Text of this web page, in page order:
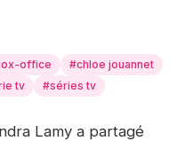
office #chloe jouannet
tv #séries tv
Lamy a partagé